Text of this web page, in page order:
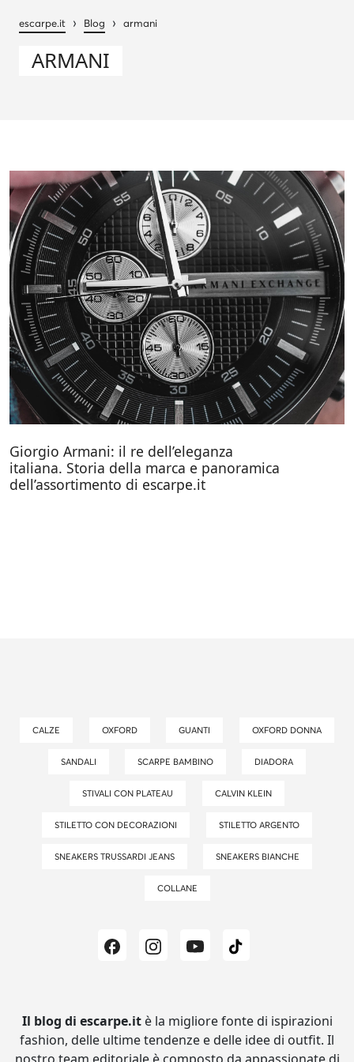
escarpe.it › Blog › armani
ARMANI
Giorgio Armani: il re dell’eleganza
italiana. Storia della marca e panoramica
dell’assortimento di escarpe.it
CALZE OXFORD GUANTI OXFORD DONNA
SANDALI SCARPE BAMBINO DIADORA
STIVALI CON PLATEAU CALVIN KLEIN
STILETTO CON DECORAZIONI STILETTO ARGENTO
SNEAKERS TRUSSARDI JEANS SNEAKERS BIANCHE
COLLANE
Il blog di escarpe.it è la migliore fonte di ispirazioni
fashion, delle ultime tendenze e delle idee di outfit. Il